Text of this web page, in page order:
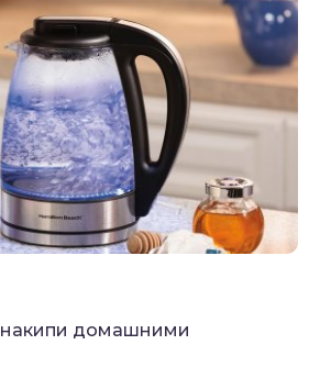
накипи домашними